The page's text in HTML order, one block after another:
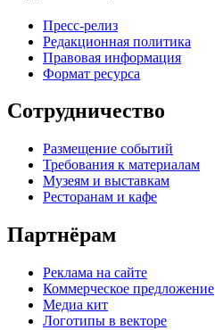
Пресс-релиз
Редакционная политика
Правовая информация
Формат ресурса
Сотрудничество
Размещение событий
Требования к материалам
Музеям и выставкам
Ресторанам и кафе
Партнёрам
Реклама на сайте
Коммерческое предложение
Медиа кит
Логотипы в векторе